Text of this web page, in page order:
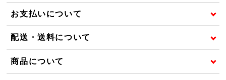
お支払いについて
配送・送料について
商品について